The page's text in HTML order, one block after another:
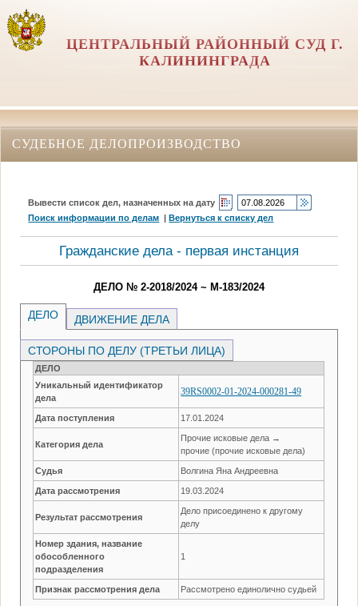
ЦЕНТРАЛЬНЫЙ РАЙОННЫЙ СУД Г.
КАЛИНИНГРАДА
СУДЕБНОЕ ДЕЛОПРОИЗВОДСТВО
Вывести список дел, назначенных на дату
Поиск информации по делам |Вернуться к списку дел
Гражданские дела - первая инстанция
ДЕЛО № 2-2018/2024 ~ М-183/2024
ДЕЛО ДВИЖЕНИЕ ДЕЛА
СТОРОНЫ ПО ДЕЛУ (ТРЕТЬИ ЛИЦА)
ДЕЛО
Уникальный идентификатор
дела
39RS0002-01-2024-000281-49
Дата поступления 17.01.2024
Категория дела
Прочие исковые дела →
прочие (прочие исковые дела)
Судья Волгина Яна Андреевна
Дата рассмотрения 19.03.2024
Результат рассмотрения
Дело присоединено к другому
делу
Номер здания, название
обособленного
подразделения
1
Признак рассмотрения дела Рассмотрено единолично судьей